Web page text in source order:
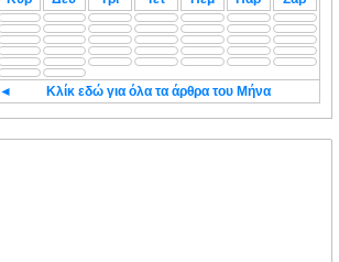
◄ Κλίκ εδώ για όλα τα άρθρα του Μήνα